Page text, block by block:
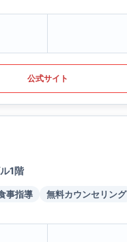
公式サイト
1階
事指導 無料カウンセリング